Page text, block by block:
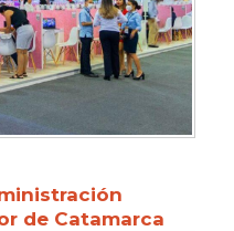
de Catamarca